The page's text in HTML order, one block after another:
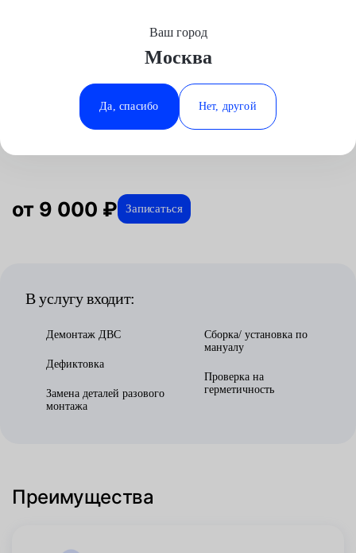
Минеральные Воды
Ростов-на-Дону
Ставрополь
Ваш город
Москва
Да, спасибо Нет, другой
ОтзывыАвтосервис
Замена бензинового двигателя для
Citroen в Москве
от 9 000 ₽ Записаться
В услугу входит:
Демонтаж ДВС
Дефиктовка
Замена деталей разового
монтажа
Сборка/ установка по
мануалу
Проверка на
герметичность
Преимущества